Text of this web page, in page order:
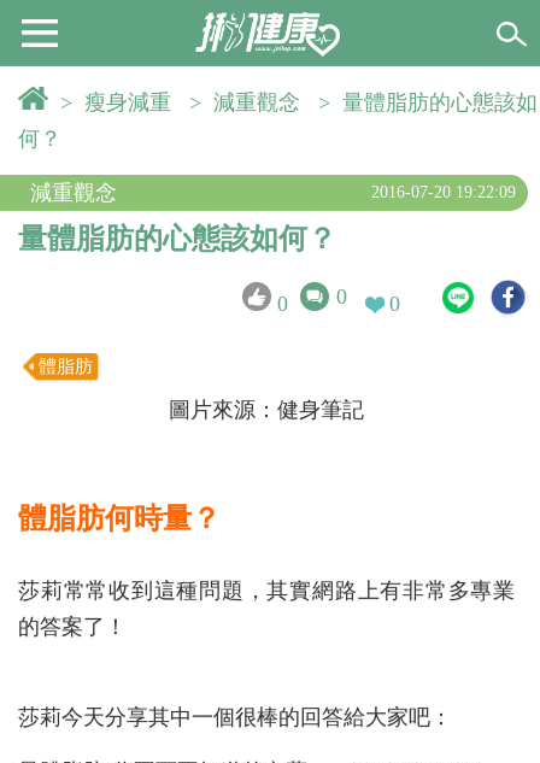
> 瘦身減重 > 減重觀念 > 量體脂肪的心態該如
何？
減重觀念 2016-07-20 19:22:09
量體脂肪的心態該如何？
0 0 0
體脂肪
圖片來源：健身筆記
體脂肪何時量？
莎莉常常收到這種問題，其實網路上有非常多專業
的答案了！
莎莉今天分享其中一個很棒的回答給大家吧：